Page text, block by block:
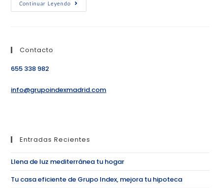
Continuar Leyendo
Contacto
655 338 982
info@grupoindexmadrid.com
Entradas Recientes
Llena de luz mediterránea tu hogar
Tu casa eficiente de Grupo Index, mejora tu hipoteca